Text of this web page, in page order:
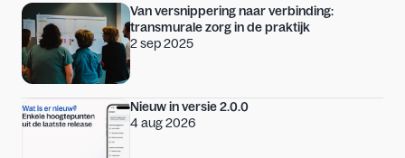
Van versnippering naar verbinding:
transmurale zorg in de praktijk
2 sep 2025
Nieuw in versie 2.0.0
4 aug 2026